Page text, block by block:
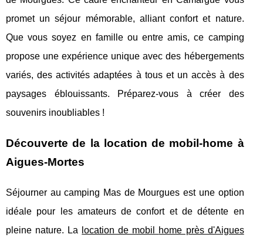
promet un séjour mémorable, alliant confort et nature.
Que vous soyez en famille ou entre amis, ce camping
propose une expérience unique avec des hébergements
variés, des activités adaptées à tous et un accès à des
paysages éblouissants. Préparez-vous à créer des
souvenirs inoubliables !
Découverte de la location de mobil-home à
Aigues-Mortes
Séjourner au camping Mas de Mourgues est une option
idéale pour les amateurs de confort et de détente en
pleine nature. La
location de mobil home près d'Aigues